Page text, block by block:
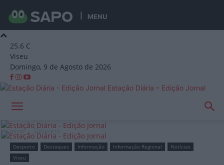
MENU
25.6 C
Viseu
Domingo, 9 de Agosto de 2026
Estação Diária – Edição Jornal
Início Desporto
Desporto Destaques Informação Informação Regional
Notícias
Viseu